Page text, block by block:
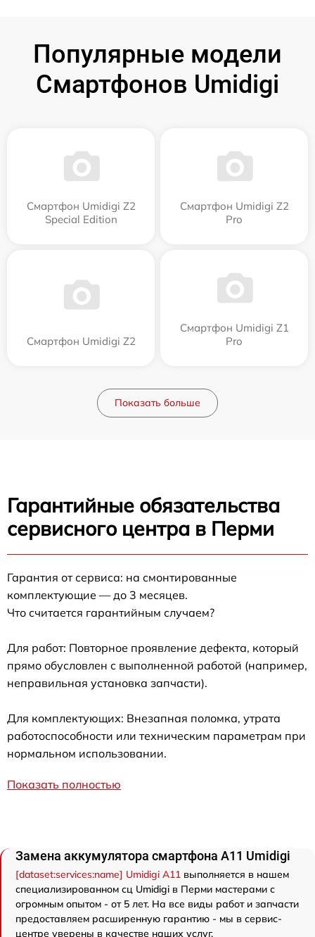
Популярные модели
Смартфонов Umidigi
Смартфон Umidigi Z2
Special Edition
Смартфон Umidigi Z2
Pro
Смартфон Umidigi Z2
Смартфон Umidigi Z1
Pro
Показать больше
Гарантийные обязательства
сервисного центра в Перми
Гарантия от сервиса: на смонтированные
комплектующие — до 3 месяцев.
Что считается гарантийным случаем?
Для работ: Повторное проявление дефекта, который
прямо обусловлен с выполненной работой (например,
неправильная установка запчасти).
Для комплектующих: Внезапная поломка, утрата
работоспособности или техническим параметрам при
нормальном использовании.
Показать полностью
Замена аккумулятора смартфона A11 Umidigi
[dataset:services:name] Umidigi A11 выполняется в нашем
специализированном сц Umidigi в Перми мастерами с
огромным опытом - от 5 лет. На все виды работ и запчасти
предоставляем расширенную гарантию - мы в сервис-
центре уверены в качестве наших услуг.